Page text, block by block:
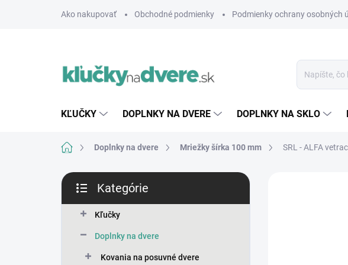
Ako nakupovať Obchodné podmienky Podmienky ochrany osobných
KĽUČKY DOPLNKY NA DVERE DOPLNKY NA SKLO
DomovDoplnky na dvere Mriežky šírka 100 mm SRL - ALFA
B
č
kategórie
Kategórie
Kľučky
Doplnky na dvere
Kovania na posuvné dvere